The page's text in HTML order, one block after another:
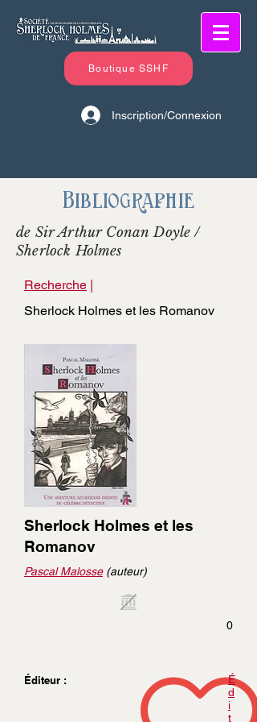
Boutique SSHF
Inscription/Connexion
Bibliographie
de Sir Arthur Conan Doyle /
Sherlock Holmes
Recherche |
Sherlock Holmes et les Romanov
Sherlock Holmes et les
Romanov
Pascal Malosse(auteur)
0
Éditeur :
É
d
i
t